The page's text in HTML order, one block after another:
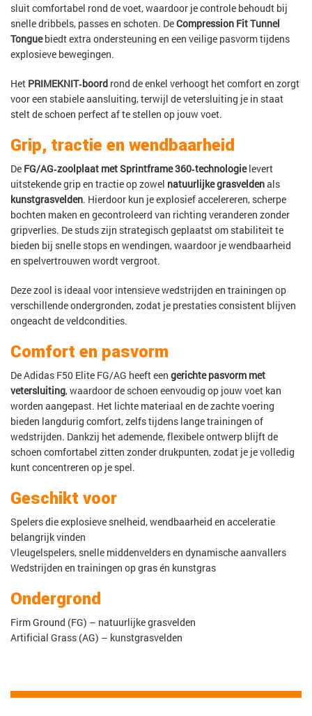
sluit comfortabel rond de voet, waardoor je controle behoudt bij
snelle dribbels, passes en schoten. DeCompression Fit Tunnel
Tonguebiedt extra ondersteuning en een veilige pasvorm tijdens
explosieve bewegingen.
Het PRIMEKNIT‑boord rond de enkel verhoogt het comfort en zorgt
voor een stabiele aansluiting, terwijl de vetersluiting je in staat
stelt de schoen perfect af te stellen op jouw voet.
Grip, tractie en wendbaarheid
De FG/AG‑zoolplaat met Sprintframe 360‑technologielevert
uitstekende grip en tractie op zowel natuurlijke grasveldenals
kunstgrasvelden. Hierdoor kun je explosief accelereren, scherpe
bochten maken en gecontroleerd van richting veranderen zonder
gripverlies. De studs zijn strategisch geplaatst om stabiliteit te
bieden bij snelle stops en wendingen, waardoor je wendbaarheid
en spelvertrouwen wordt vergroot.
Deze zool is ideaal voor intensieve wedstrijden en trainingen op
verschillende ondergronden, zodat je prestaties consistent blijven
ongeacht de veldcondities.
Comfort en pasvorm
De Adidas F50 Elite FG/AG heeft een gerichte pasvorm met
vetersluiting, waardoor de schoen eenvoudig op jouw voet kan
worden aangepast. Het lichte materiaal en de zachte voering
bieden langdurig comfort, zelfs tijdens lange trainingen of
wedstrijden. Dankzij het ademende, flexibele ontwerp blijft de
schoen comfortabel zitten zonder drukpunten, zodat je je volledig
kunt concentreren op je spel.
Geschikt voor
Spelers die explosieve snelheid, wendbaarheid en acceleratie
belangrijk vinden
Vleugelspelers, snelle middenvelders en dynamische aanvallers
Wedstrijden en trainingen op gras én kunstgras
Ondergrond
Firm Ground (FG) – natuurlijke grasvelden
Artificial Grass (AG) – kunstgrasvelden